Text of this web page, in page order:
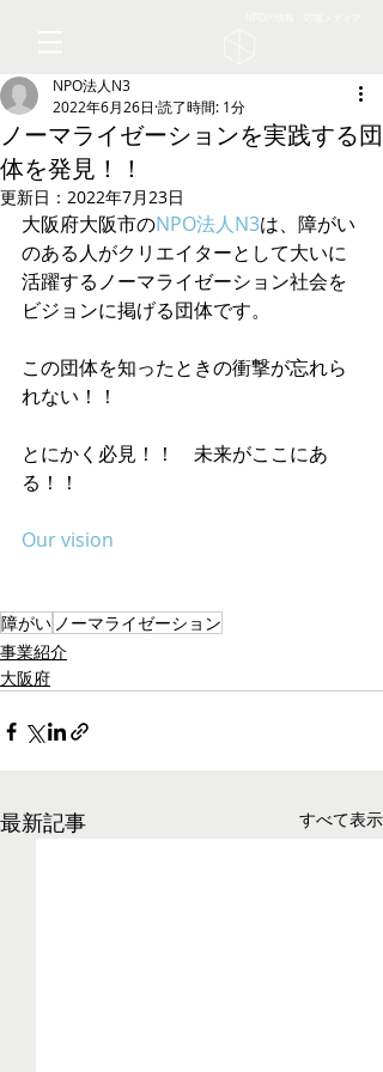
ノーマライゼーションを実践する団
体を発見！！
NPO法人N3
2022年6月26日 読了時間: 1分
更新日： 2022年7月23日
大阪府大阪市のNPO法人N3は、障がい
のある人がクリエイターとして大いに
活躍するノーマライゼーション社会を
ビジョンに掲げる団体です。
この団体を知ったときの衝撃が忘れら
れない！！
とにかく必見！！　未来がここにあ
る！！
Our vision
障がい ノーマライゼーション
事業紹介
大阪府
最新記事 すべて表示